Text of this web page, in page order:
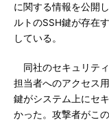
に関する情報を公開
ルトのSSH鍵が存在
している。
同社のセキュリテ
担当者へのアクセス
鍵がシステム上にセ
かった。攻撃者がこ